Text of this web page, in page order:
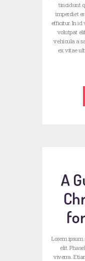
tincidunt
imperdiet
efficitur. In id
volutpat
vehicula a
ex vitae
A
Lorem ipsum
elit.
viverra.